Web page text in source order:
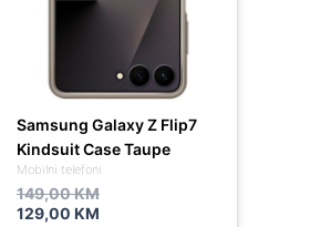
Mobilni telefoni
Samsung Galaxy Z Flip7
Kindsuit Case Taupe
149,00KM
129,00 KM